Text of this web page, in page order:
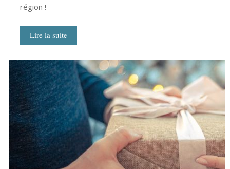
région !
Lire la suite